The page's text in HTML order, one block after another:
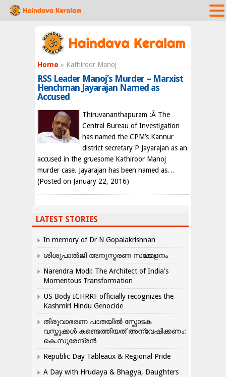
Home » Kathiroor Manoj
RSS Leader Manoj’s Murder – Marxist
Henchman Jayarajan Named as
Accused
Thiruvananthapuram :Â The
Central Bureau of Investigation
has named the CPM’s Kannur
district secretary P Jayarajan as an
accused in the gruesome Kathiroor Manoj
murder case. Jayarajan has been named as…
(Posted on January 22, 2016)
LATEST STORIES
In memory of Dr N Gopalakrishnan
ശിശുപാൽജി അനുസ്മരണ സമ്മേളനം
Narendra Modi: The Architect of India’s
Momentous Transformation
US Body ICHRRF officially recognizes the
Kashmiri Hindu Genocide
തിരുവാഭരണ പാതയിൽ സ്ഫോടക
വസ്തുക്കൾ കണ്ടെത്തിയത് അന്വേഷിക്കണം:
കെ.സുരേന്ദ്രൻ
Republic Day Tableaux & Regional Pride
A Day with Hrudaya & Bhagya, Daughters